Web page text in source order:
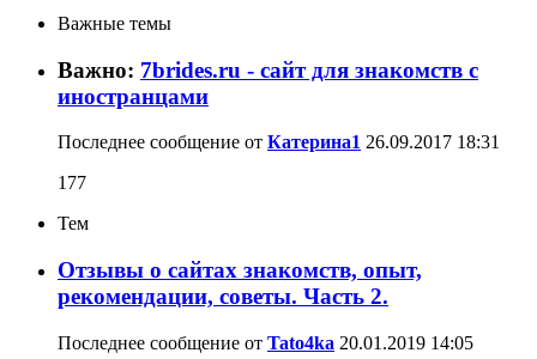
Важные темы
Важно: 7brides.ru - сайт для знакомств c
иностранцами
Последнее сообщение от Катерина1 26.09.2017 18:31
177
Тем
Отзывы о сайтах знакомств, опыт,
рекомендации, советы. Часть 2.
Последнее сообщение от Tato4ka 20.01.2019 14:05